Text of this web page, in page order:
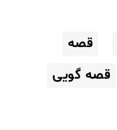
قصه
قصه گویی